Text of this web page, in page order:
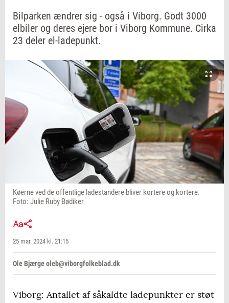
Bilparken ændrer sig - også i Viborg. Godt 3000
elbiler og deres ejere bor i Viborg Kommune. Cirka
23 deler el-ladepunkt.
Køerne ved de offentlige ladestandere bliver kortere og kortere.
Foto: Julie Ruby Bødiker
25 mar. 2024 kl. 21:15
Ole Bjærge oleb@viborgfolkeblad.dk
Viborg: Antallet af såkaldte ladepunkter er støt